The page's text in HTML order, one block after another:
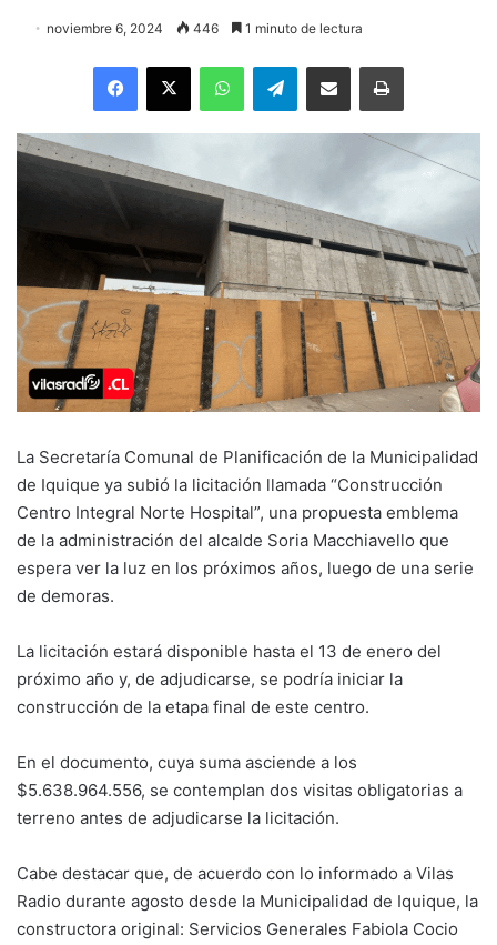
noviembre 6, 2024 446 1 minuto de lectura
Facebook
X WhatsAppTelegramEnviar vía email Imprimir
La Secretaría Comunal de Planificación de la Municipalidad
de Iquique ya subió la licitación llamada “Construcción
Centro Integral Norte Hospital”, una propuesta emblema
de la administración del alcalde Soria Macchiavello que
espera ver la luz en los próximos años, luego de una serie
de demoras.
La licitación estará disponible hasta el 13 de enero del
próximo año y, de adjudicarse, se podría iniciar la
construcción de la etapa final de este centro.
En el documento, cuya suma asciende a los
$5.638.964.556, se contemplan dos visitas obligatorias a
terreno antes de adjudicarse la licitación.
Cabe destacar que, de acuerdo con lo informado a Vilas
Radio durante agosto desde la Municipalidad de Iquique, la
constructora original: Servicios Generales Fabiola Cocio